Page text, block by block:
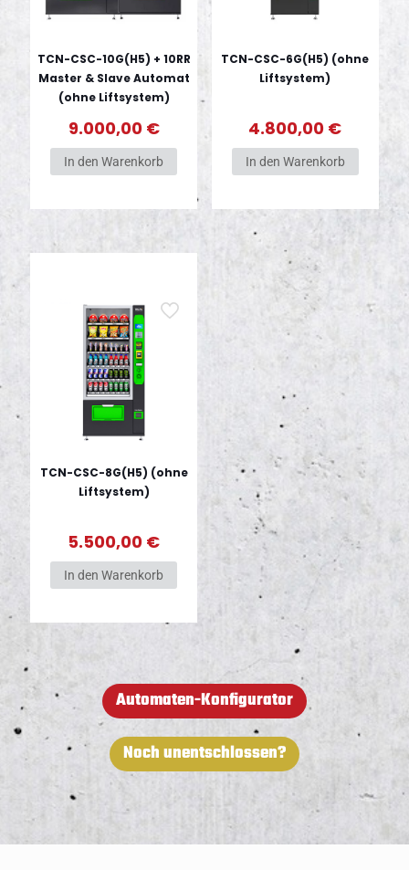
TCN-CSC-10G(H5) + 10RR
Master & Slave Automat
(ohne Liftsystem)
9.000,00 €
In den Warenkorb
TCN-CSC-6G(H5) (ohne
Liftsystem)
4.800,00 €
In den Warenkorb
TCN-CSC-8G(H5) (ohne
Liftsystem)
5.500,00 €
In den Warenkorb
Automaten-Konfigurator
Noch unentschlossen?